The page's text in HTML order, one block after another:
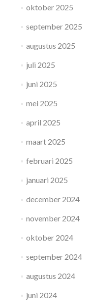
oktober 2025
september 2025
augustus 2025
juli 2025
juni 2025
mei 2025
april 2025
maart 2025
februari 2025
januari 2025
december 2024
november 2024
oktober 2024
september 2024
augustus 2024
juni 2024